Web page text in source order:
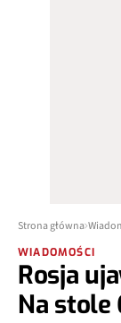
Strona główna
WIADOMOŚCI
Rosja
Na